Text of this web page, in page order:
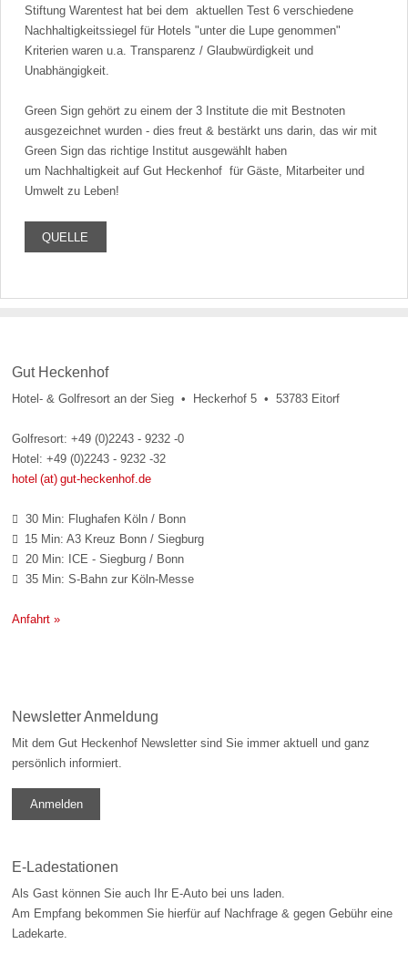
Stiftung Warentest hat bei dem aktuellen Test 6 verschiedene
Nachhaltigkeitssiegel für Hotels "unter die Lupe genommen"
Kriterien waren u.a. Transparenz / Glaubwürdigkeit und
Unabhängigkeit.
Green Sign gehört zu einem der 3 Institute die mit Bestnoten
ausgezeichnet wurden - dies freut & bestärkt uns darin, das wir mit
Green Sign das richtige Institut ausgewählt haben
um Nachhaltigkeit auf Gut Heckenhof für Gäste, Mitarbeiter und
Umwelt zu Leben!
QUELLE
Gut Heckenhof
Hotel- & Golfresort an der Sieg • Heckerhof 5 • 53783 Eitorf
Golfresort: +49 (0)2243 - 9232 -0
Hotel: +49 (0)2243 - 9232 -32
hotel (at) gut-heckenhof.de
 30 Min: Flughafen Köln / Bonn
 15 Min: A3 Kreuz Bonn / Siegburg
 20 Min: ICE - Siegburg / Bonn
 35 Min: S-Bahn zur Köln-Messe
Anfahrt »
Newsletter Anmeldung
Mit dem Gut Heckenhof Newsletter sind Sie immer aktuell und ganz
persönlich informiert.
Anmelden
E-Ladestationen
Als Gast können Sie auch Ihr E-Auto bei uns laden.
Am Empfang bekommen Sie hierfür auf Nachfrage & gegen Gebühr eine
Ladekarte.